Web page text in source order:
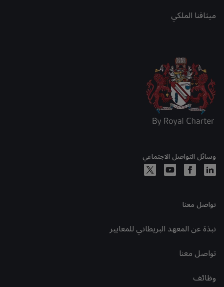
ميثاقنا الملكي
وسائل التواصل الاجتماعي
تواصل معنا
نبذة عن المعهد البريطاني للمعايير
تواصل معنا
وظائف